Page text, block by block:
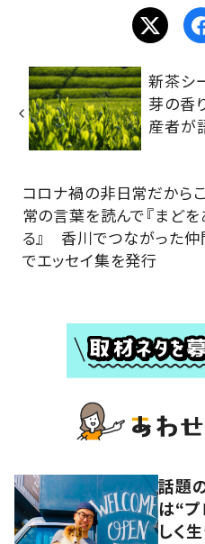
新茶シ
芽の香
産者が
コロナ禍の非日常だからこ
常の言葉を読んで『まど
る』 香川でつながった仲
でエッセイ集を発行
話題
は“
しく